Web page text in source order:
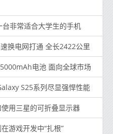
非常适合大学生的手机
换电网打通 全长2422公里
电池 面向全球市场
S25系列尽显强悍性能
用三星的可折叠显示器
游戏开发中“扎根”